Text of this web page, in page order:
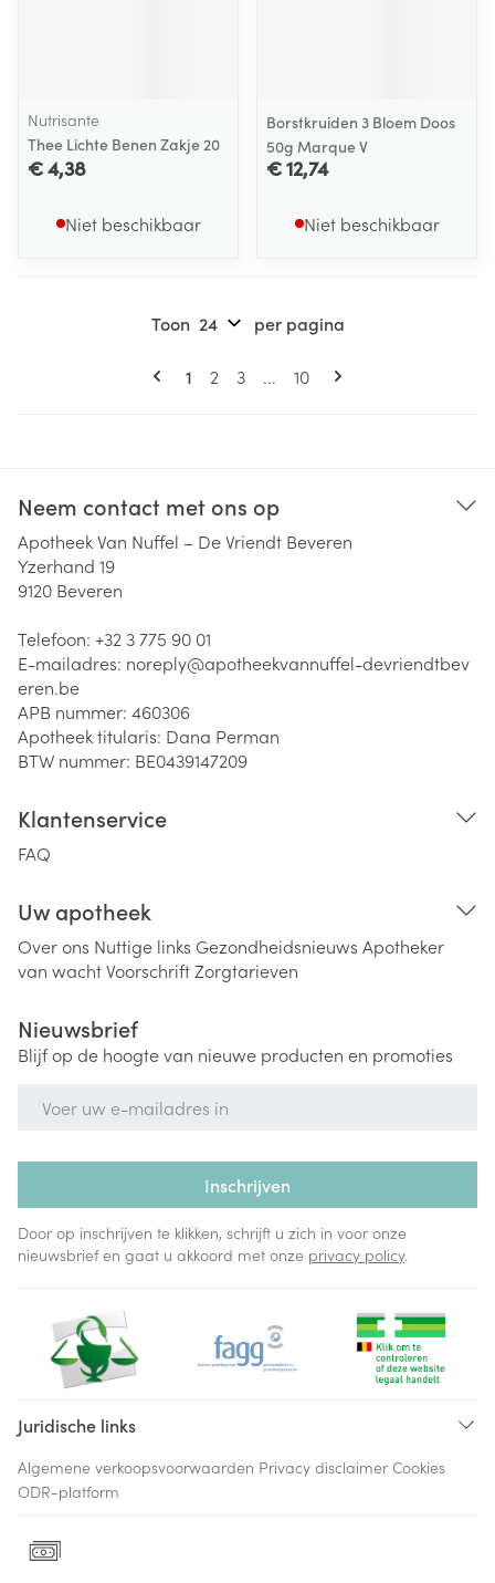
Nutrisante
Thee Lichte Benen Zakje 20
€ 4,38
Niet beschikbaar
Borstkruiden 3 Bloem Doos
50g Marque V
€ 12,74
Niet beschikbaar
Pagina's
U lees momenteel pagina
1 Pagina
2 Pagina
3 ... Pagina
10
Toon per pagina
Neem contact met ons op
Apotheek Van Nuffel – De Vriendt Beveren
Yzerhand 19
9120 Beveren
Telefoon: +32 3 775 90 01
E-mailadres: noreply@apotheekvannuffel-devriendtbev
eren.be
APB nummer: 460306
Apotheek titularis: Dana Perman
BTW nummer: BE0439147209
Klantenservice
FAQ
Uw apotheek
Over ons Nuttige links Gezondheidsnieuws Apotheker
van wachtVoorschriftZorgtarieven
Nieuwsbrief
Blijf op de hoogte van nieuwe producten en promoties
Inschrijven
Door op inschrijven te klikken, schrijft u zich in voor onze
nieuwsbrief en gaat u akkoord met onze privacy policy.
Juridische links
Algemene verkoopsvoorwaarden Privacy disclaimer Cookies
ODR-platform